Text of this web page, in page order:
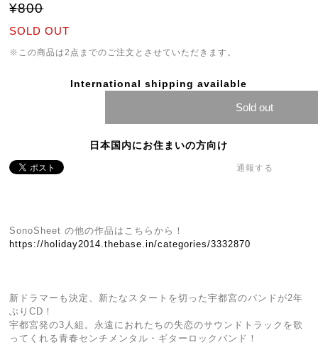
¥800
SOLD OUT
※この商品は2点までのご注文とさせていただきます。
International shipping available
Sold out
日本国内にお住まいの方向け
通報する
SonoSheet の他の作品はこちらから！
https://holiday2014.thebase.in/categories/3332870
新ドラマーも決定、新たなスタートを切った宇都宮のバンドが2年
ぶりCD！
宇都宮発の3人組。永遠におれたちの失恋のサウンドトラックを歌
ってくれる青春センチメンタル・ギターロックバンド！